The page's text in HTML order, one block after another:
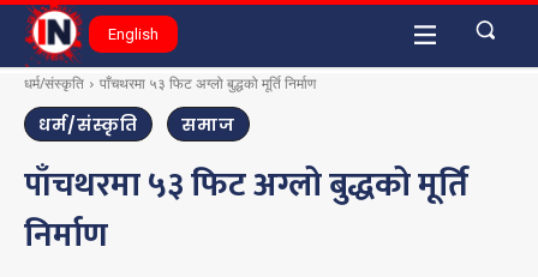
English
धर्म/संस्कृति पाँचथरमा ५३ फिट अग्लो बुद्धको मूर्ति निर्माण
धर्म/संस्कृति समाज
पाँचथरमा ५३ फिट अग्लो बुद्धको मूर्ति
निर्माण